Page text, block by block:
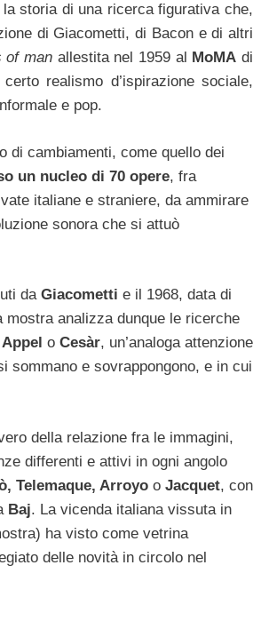
storia di una ricerca figurativa che,
di Giacometti, di Bacon e di altri
of manallestita nel 1959 al MoMA di
realismo d’ispirazione sociale,
e pop.
di cambiamenti, come quello dei
un nucleo di 70 opere, fra
italiane e straniere, da ammirare
sonora che si attuò
da Giacometti e il 1968, data di
analizza dunque le ricerche
o Cesàr, un’analoga attenzione
sommano e sovrappongono, e in cui
della relazione fra le immagini,
differenti e attivi in ogni angolo
Telemaque, Arroyo o Jacquet, con
Baj. La vicenda italiana vissuta in
ha visto come vetrina
delle novità in circolo nel